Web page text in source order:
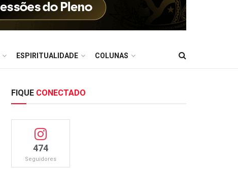
ESPIRITUALIDADE COLUNAS
FIQUE CONECTADO
474
Seguidores